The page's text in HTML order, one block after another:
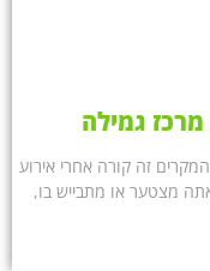
גמילה
זה קורה אחרי אירוע
מצטער או מתבייש בו,